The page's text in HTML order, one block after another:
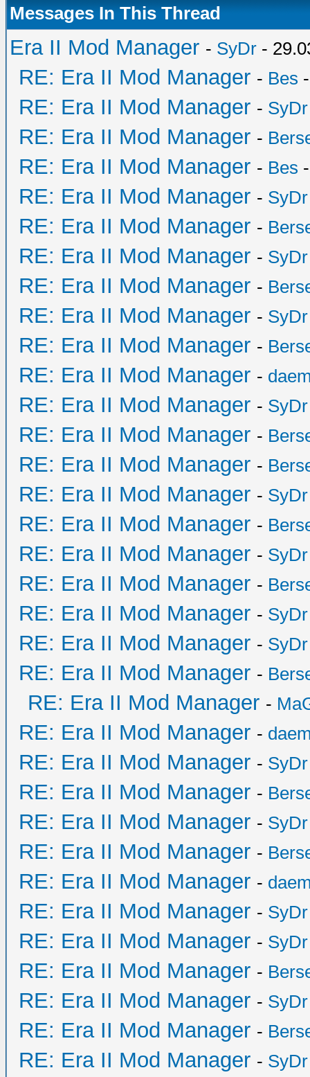
Messages In This Thread
Era II Mod Manager - SyDr -
RE: Era II Mod Manager - Bes
RE: Era II Mod Manager - SyDr
RE: Era II Mod Manager -
RE: Era II Mod Manager - Bes
RE: Era II Mod Manager - SyDr
RE: Era II Mod Manager -
RE: Era II Mod Manager - SyDr
RE: Era II Mod Manager -
RE: Era II Mod Manager - SyDr
RE: Era II Mod Manager -
RE: Era II Mod Manager -
RE: Era II Mod Manager - SyDr
RE: Era II Mod Manager -
RE: Era II Mod Manager -
RE: Era II Mod Manager - SyDr
RE: Era II Mod Manager -
RE: Era II Mod Manager - SyDr
RE: Era II Mod Manager -
RE: Era II Mod Manager - SyDr
RE: Era II Mod Manager - SyDr
RE: Era II Mod Manager -
RE: Era II Mod Manager -
RE: Era II Mod Manager -
RE: Era II Mod Manager - SyDr
RE: Era II Mod Manager -
RE: Era II Mod Manager - SyDr
RE: Era II Mod Manager -
RE: Era II Mod Manager -
RE: Era II Mod Manager - SyDr
RE: Era II Mod Manager - SyDr
RE: Era II Mod Manager -
RE: Era II Mod Manager - SyDr
RE: Era II Mod Manager -
RE: Era II Mod Manager - SyDr